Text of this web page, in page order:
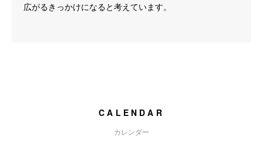
広がるきっかけになると考えています。
CALENDAR
カレンダー